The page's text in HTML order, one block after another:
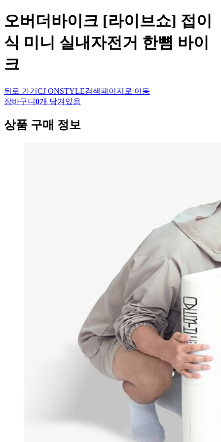
오버더바이크 [라이브쇼] 접이
식 미니 실내자전거 한뼘 바이
크
뒤로 가기 CJ ONSTYLE검색페이지로 이동
장바구니 0개 담겨있음
상품 구매 정보